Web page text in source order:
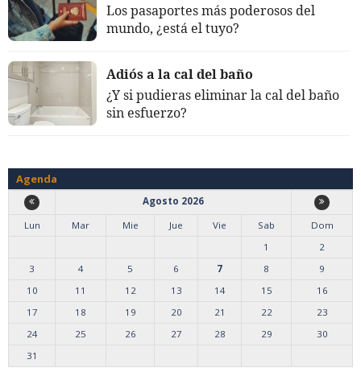
Los pasaportes más poderosos del
mundo, ¿está el tuyo?
Adiós a la cal del baño
¿Y si pudieras eliminar la cal del baño
sin esfuerzo?
Agenda
Agosto 2026
Lun
Mar Mie Jue Vie Sab
Dom
1
2
3
4 5 6 7 8
9
10
11 12 13 14 15
16
17
18 19 20 21 22
23
24
25 26 27 28 29
30
31